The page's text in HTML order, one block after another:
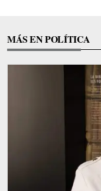
MÁS EN POLÍTICA